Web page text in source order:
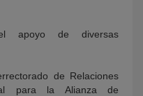
apoyo de diversas
de Relaciones
para la Alianza de